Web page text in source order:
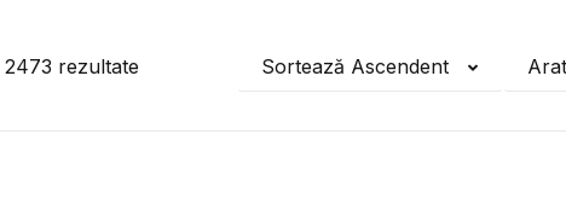
2473 rezultate Sortează Ascendent